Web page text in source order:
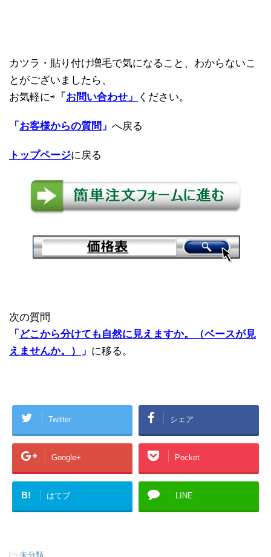
カツラ・貼り付け増毛で気になること、わからないこ
とがございましたら、
お気軽に⇨ 「 お問い合わせ」 ください。
「 お客様からの質問 」 へ戻る
トップページに戻る
次の質問
「 どこから分けても自然に見えますか。（ベースが見
えませんか。）
」 に移る。
Twitter シェア
Google+ Pocket
B! はてブ LINE
-未分類